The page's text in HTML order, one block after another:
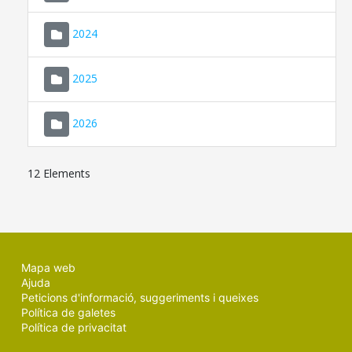
2024
2025
2026
12 Elements
Mapa web
Ajuda
Peticions d'informació, suggeriments i queixes
Política de galetes
Política de privacitat